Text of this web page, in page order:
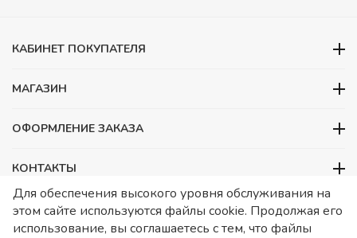
КАБИНЕТ ПОКУПАТЕЛЯ
МАГАЗИН
ОФОРМЛЕНИЕ ЗАКАЗА
КОНТАКТЫ
ООО «Детский сад», ОГРН 1157746480088
ИНН 7728252648 КПП 772601001 Юридический адрес – Москва,
Для обеспечения высокого уровня обслуживания на
этом сайте используются файлы cookie. Продолжая его
использование, вы соглашаетесь с тем, что файлы